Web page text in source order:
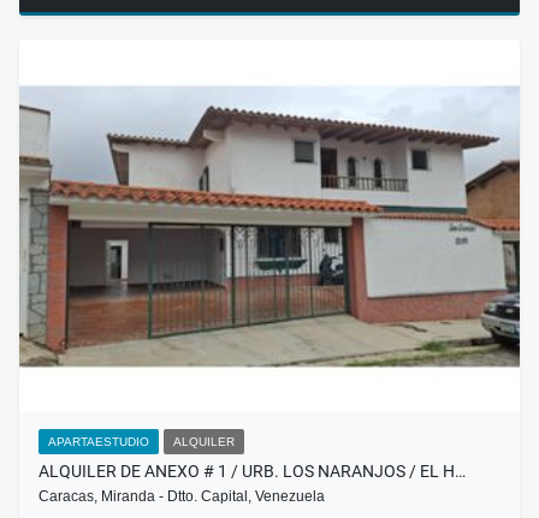
APARTAESTUDIO ALQUILER
ALQUILER DE ANEXO # 1 / URB. LOS NARANJOS / EL H…
Caracas, Miranda - Dtto. Capital, Venezuela